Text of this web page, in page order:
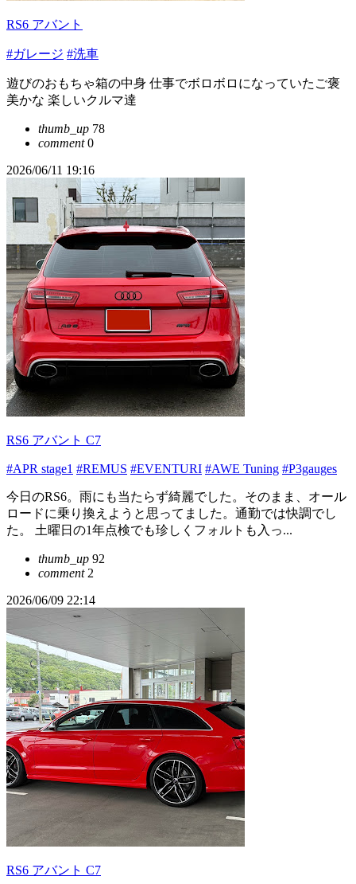
RS6 アバント
#ガレージ #洗車
遊びのおもちゃ箱の中身 仕事でボロボロになっていたご褒
美かな 楽しいクルマ達
thumb_up 78
comment0
2026/06/11 19:16
RS6 アバント C7
#APR stage1 #REMUS #EVENTURI #AWE Tuning #P3gauges
今日のRS6。雨にも当たらず綺麗でした。そのまま、オール
ロードに乗り換えようと思ってました。通勤では快調でし
た。 土曜日の1年点検でも珍しくフォルトも入っ...
thumb_up 92
comment2
2026/06/09 22:14
RS6 アバント C7